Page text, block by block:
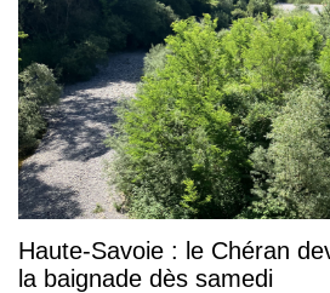
Haute-Savoie : le Chéran
la baignade dès samedi